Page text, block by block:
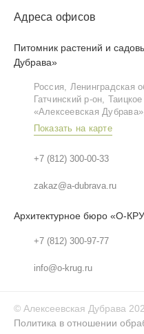
Адреса офисов
Питомник растений и
Дубрава»
Россия, Ленинградская
Гатчинский р‑он,
«Алексеевская
Показать на карте
+7 (812) 300-00-33
zakaz@a-dubrava.ru
Архитектурное бюро «О-
+7 (812) 300-97-77
info@o-krug.ru
© Алексеевская Дубрава
Политика в отношении